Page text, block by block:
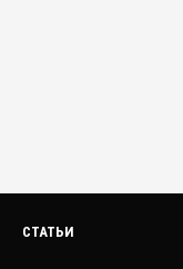
СТАТЬИ